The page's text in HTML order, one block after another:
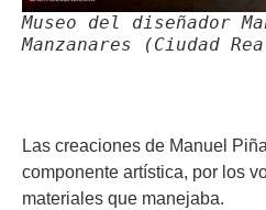
Museo del diseñador
Manzanares (Ciudad
Las creaciones de Manuel
componente artística, por los
materiales que manejaba.